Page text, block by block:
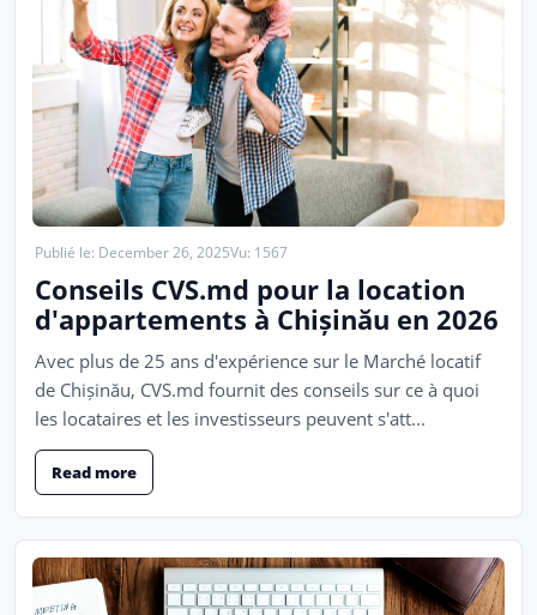
Publié le: December 26, 2025Vu: 1567
Conseils CVS.md pour la location
d'appartements à Chișinău en 2026
Avec plus de 25 ans d'expérience sur le Marché locatif
de Chișinău, CVS.md fournit des conseils sur ce à quoi
les locataires et les investisseurs peuvent s'att...
Read more